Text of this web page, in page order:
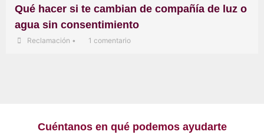
Qué hacer si te cambian de compañía de luz o
agua sin consentimiento
Reclamación • 1 comentario
Cuéntanos en qué podemos ayudarte